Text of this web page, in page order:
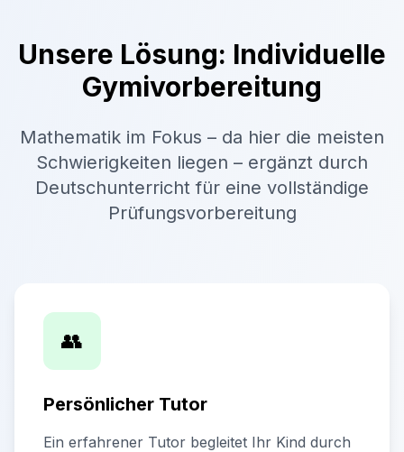
Unsere Lösung: Individuelle
Gymivorbereitung
Mathematik im Fokus – da hier die meisten
Schwierigkeiten liegen – ergänzt durch
Deutschunterricht für eine vollständige
Prüfungsvorbereitung
👥
Persönlicher Tutor
Ein erfahrener Tutor begleitet Ihr Kind durch